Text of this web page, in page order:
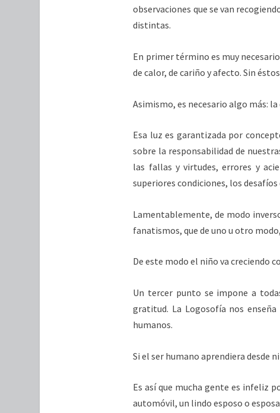
observaciones que se van
distintas.
En primer término es muy
de calor, de cariño y afecto. Sin
Asimismo, es necesario algo más:
Esa luz es garantizada por
sobre la responsabilidad de
las fallas y virtudes, errores y
superiores condiciones, los desafíos
Lamentablemente, de modo
fanatismos, que de uno u otro
De este modo el niño va creciendo
Un tercer punto se impone a
gratitud. La Logosofía nos
humanos.
Si el ser humano aprendiera desde
Es así que mucha gente es infeliz
automóvil, un lindo esposo o